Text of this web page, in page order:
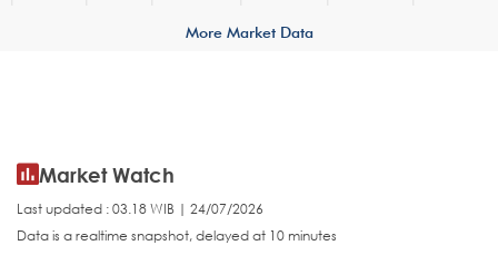
More Market Data
Market Watch
Last updated : 03.18 WIB | 24/07/2026
Data is a realtime snapshot, delayed at 10 minutes